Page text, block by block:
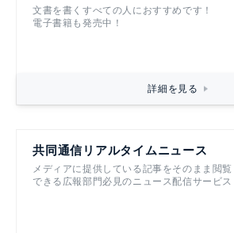
文書を書くすべての人におすすめです！
電子書籍も発売中！
詳細を見る
共同通信リアルタイムニュース
メディアに提供している記事をそのまま閲覧
できる広報部門必見のニュース配信サービス